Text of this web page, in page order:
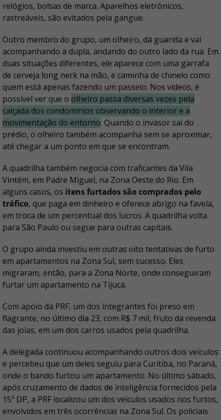
relógios, bolsas de marca. Aparelhos eletrônicos,
rastreáveis, são evitados pela gangue.
Outro membro do grupo, um olheiro, dá guarida e vai
acompanhando a dupla, andando do outro lado da rua. Em
duas situações diferentes, ele aparece com uma garrafa
de cerveja long neck na mão, e caminha de chinelo como
quem está apenas fazendo um passeio. Nos vídeos, é
possível ver que o olheiro passa diversas vezes pela
calçada dos condomínios observando o interior e a
movimentação do entorno. Quando o invasor sai do
prédio, o olheiro também acompanha sem se aproximar,
até chegar a um ponto em que se encontram.
A quadrilha também negocia com traficantes da Vila
Vintém, em Padre Miguel, na Zona Oeste do Rio. Em
alguns casos, os itens furtados são comprados pelo
tráfico, que paga em dinheiro e oferece abrigo na favela,
em troca de um percentual dos lucros. A quadrilha volta
para São Paulo ou segue para outras capitais.
O grupo ainda investiu em outras oito tentativas de furto
em apartamentos na Zona Sul, sem sucesso. Eles
migraram, então, para a Zona Norte, onde conseguiram
furtar um apartamento na Tijuca.
Com apoio da PRF, um dos integrantes foi preso em
flagrante, no último dia 23, com R$ 7 mil, fruto da revenda
das joias, em um dos carros usados pela quadrilha.
A delegada continuou acompanhando outros dois veículos
e percebeu que um deles seguiu para Curitiba, no Paraná,
onde o bando furtou um apartamento. No último sábado,
após cruzamento de dados de inteligência fornecidos pela
15ª DP, a PRF localizou um dos veículos usados nos furtos,
envolvidos em três ocorrências na Zona Sul. Os policiais